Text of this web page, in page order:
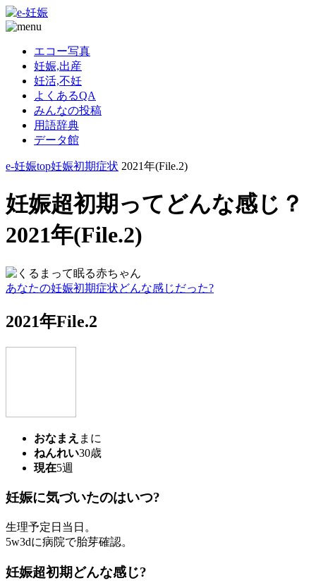
エコー写真
妊娠,出産
妊活,不妊
よくあるQA
みんなの投稿
用語辞典
データ館
e-妊娠top妊娠初期症状 2021年(File.2)
妊娠超初期ってどんな感じ？
2021年(File.2)
あなたの妊娠初期症状どんな感じだった?
2021年File.2
おなまえ まに
ねんれい30歳
現在5週
妊娠に気づいたのはいつ?
生理予定日当日。
5w3dに病院で胎芽確認。
妊娠超初期どんな感じ?